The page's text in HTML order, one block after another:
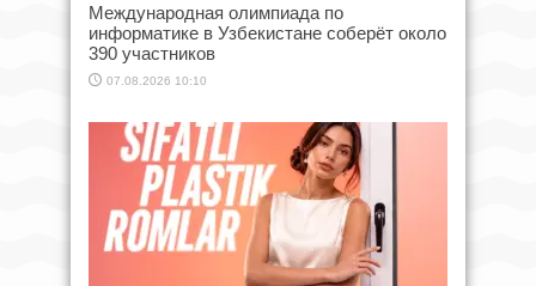
Международная олимпиада по
информатике в Узбекистане соберёт около
390 участников
07.08.2026 10:10